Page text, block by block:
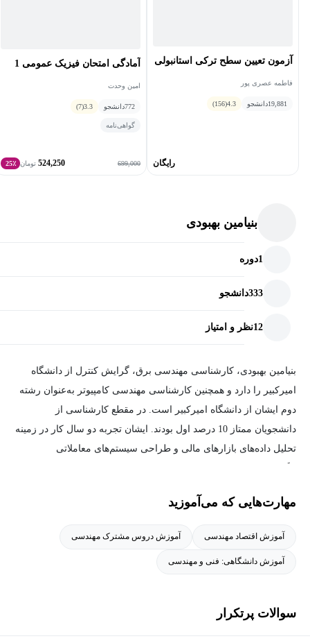
آزمون تعیین سطح ترکی استانبولی
فاطمه عصری پور
19,881دانشجو 4.3
(156)
رایگان
آمادگی امتحان فیزیک عمومی 1
امین وحدت
772دانشجو 3.3
(7)
گواهی‌نامه
699,000
524,250 تومان 25٪
بنیامین بهبودی
1دوره
333دانشجو
12نظر و امتیاز
بنیامین بهبودی، کارشناسی مهندسی برق، گرایش کنترل از دانشگاه
امیرکبیر را دارد و همچنین کارشناسی مهندسی کامپیوتر به‌عنوان رشته
دوم ایشان از دانشگاه امیرکبیر است. در مقطع کارشناسی از
دانشجویان ممتاز 10 درصد اول بودند. ایشان تجربه دو سال کار در زمینه
تحلیل داده‌های بازارهای مالی و طراحی سیستم‌های معاملاتی
است. از سوابق آموزشی ایشان می‌توان به سابقه تدریس درس اقتصاد
مهارت‌هایی که می‌آموزید
آموزش اقتصاد مهندسی آموزش دروس مشترک مهندسی
آموزش دانشگاهی: فنی و مهندسی
سوالات پرتکرار